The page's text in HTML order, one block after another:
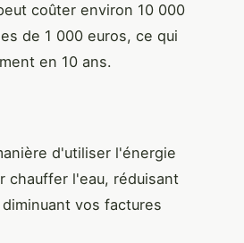
coûter environ 10 000
de 1 000 euros, ce qui
en 10 ans.
d'utiliser l'énergie
chauffer l'eau, réduisant
vos factures